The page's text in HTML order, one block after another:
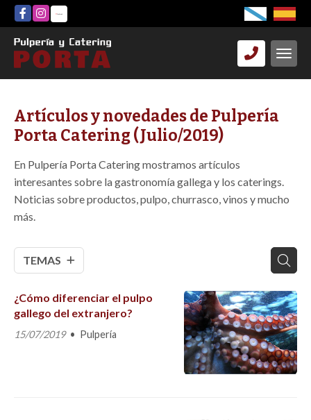
Artículos y novedades de Pulpería
Porta Catering (Julio/2019)
En Pulpería Porta Catering mostramos artículos
interesantes sobre la gastronomía gallega y los caterings.
Noticias sobre productos, pulpo, churrasco, vinos y mucho
más.
TEMAS
¿Cómo diferenciar el pulpo
gallego del extranjero?
15/07/2019 Pulpería